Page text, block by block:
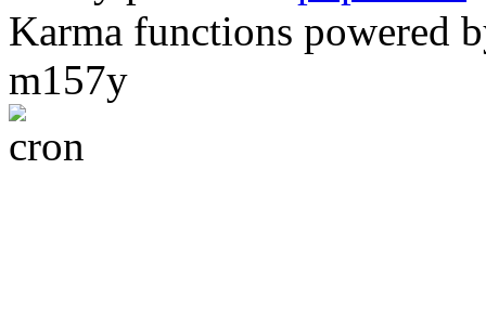
Karma functions powered
m157y